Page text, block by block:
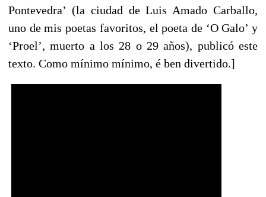
Pontevedra’ (la ciudad de Luis Amado Carballo,
uno de mis poetas favoritos, el poeta de ‘O Galo’ y
‘Proel’, muerto a los 28 o 29 años), publicó este
texto. Como mínimo mínimo, é ben divertido.]